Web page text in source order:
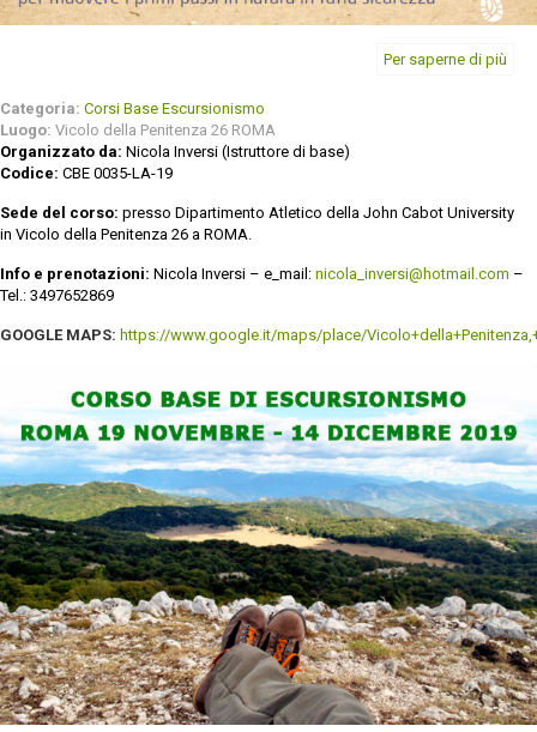
Per saperne di più
Categoria: Corsi Base Escursionismo
Luogo: Vicolo della Penitenza 26 ROMA
Organizzato da: Nicola Inversi (Istruttore di base)
Codice: CBE 0035-LA-19
Sede del corso: presso Dipartimento Atletico della John Cabot University
in Vicolo della Penitenza 26 a ROMA.
Info e prenotazioni: Nicola Inversi – e_mail: nicola_inversi@hotmail.com –
Tel.: 3497652869
GOOGLE MAPS: https://www.google.it/maps/place/